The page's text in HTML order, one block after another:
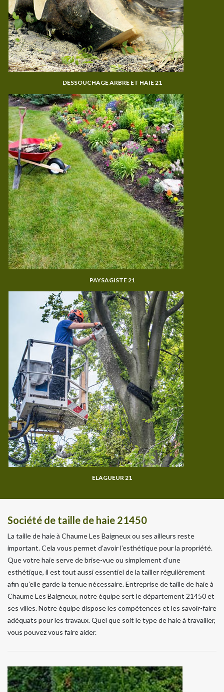
DESSOUCHAGE ARBRE ET HAIE 21
PAYSAGISTE 21
ELAGUEUR 21
Société de taille de haie 21450
La taille de haie à Chaume Les Baigneux ou ses ailleurs reste
important. Cela vous permet d’avoir l’esthétique pour la propriété.
Que votre haie serve de brise-vue ou simplement d’une
esthétique, il est tout aussi essentiel de la tailler régulièrement
afin qu’elle garde la tenue nécessaire. Entreprise de taille de haie à
Chaume Les Baigneux, notre équipe sert le département 21450 et
ses villes. Notre équipe dispose les compétences et les savoir-faire
adéquats pour les travaux. Quel que soit le type de haie à travailler,
vous pouvez vous faire aider.